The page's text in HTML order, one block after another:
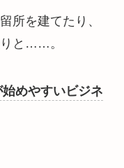
所を建てたり、
りと……。
めやすいビジネ